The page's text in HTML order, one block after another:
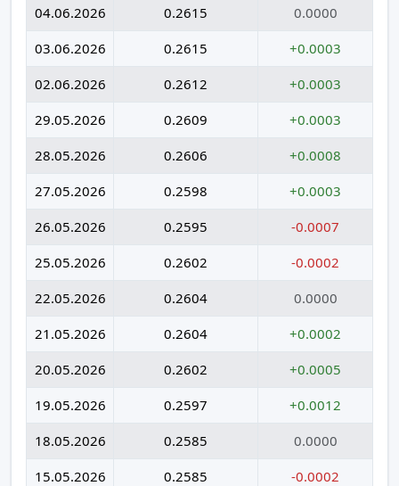
04.06.2026
0.2615
0.0000
03.06.2026
0.2615
+0.0003
02.06.2026
0.2612
+0.0003
29.05.2026
0.2609
+0.0003
28.05.2026
0.2606
+0.0008
27.05.2026
0.2598
+0.0003
26.05.2026
0.2595
-0.0007
25.05.2026
0.2602
-0.0002
22.05.2026
0.2604
0.0000
21.05.2026
0.2604
+0.0002
20.05.2026
0.2602
+0.0005
19.05.2026
0.2597
+0.0012
18.05.2026
0.2585
0.0000
15.05.2026
0.2585
-0.0002